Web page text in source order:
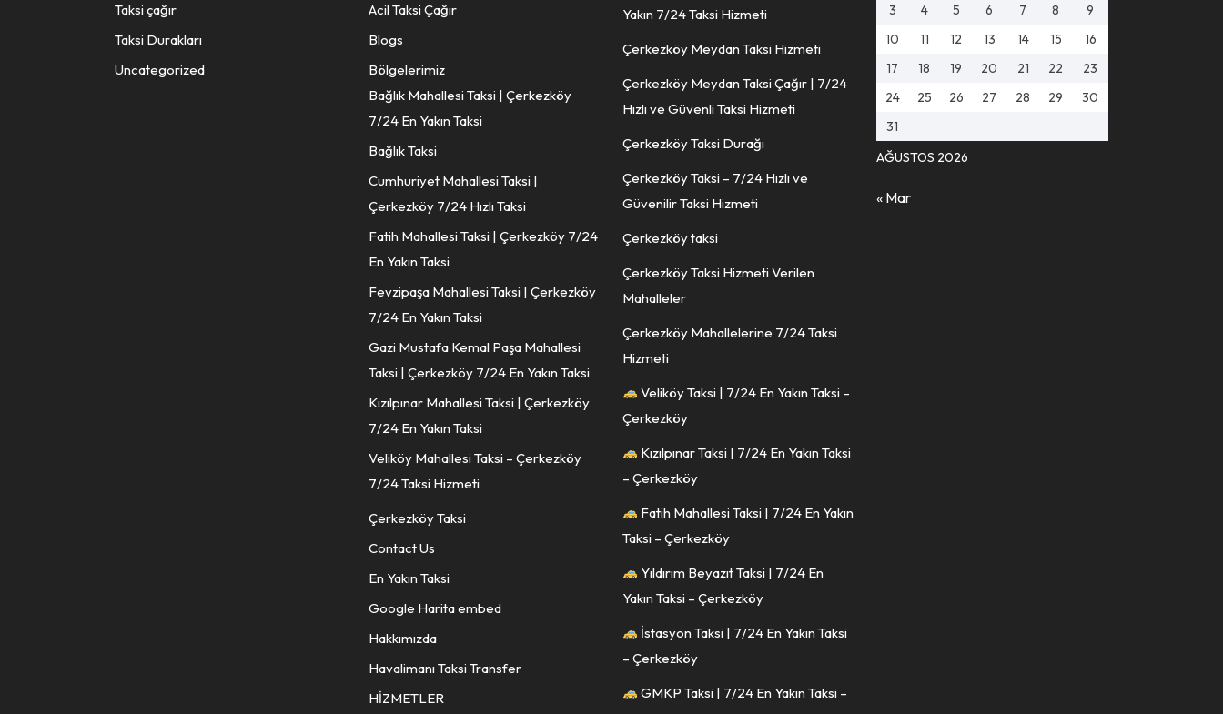
Taksi çağır
Taksi Durakları
Uncategorized
Acil Taksi Çağır
Blogs
Bölgelerimiz
Bağlık Mahallesi Taksi | Çerkezköy
7/24 En Yakın Taksi
Bağlık Taksi
Cumhuriyet Mahallesi Taksi |
Çerkezköy 7/24 Hızlı Taksi
Fatih Mahallesi Taksi | Çerkezköy 7/24
En Yakın Taksi
Fevzipaşa Mahallesi Taksi | Çerkezköy
7/24 En Yakın Taksi
Gazi Mustafa Kemal Paşa Mahallesi
Taksi | Çerkezköy 7/24 En Yakın Taksi
Kızılpınar Mahallesi Taksi | Çerkezköy
7/24 En Yakın Taksi
Veliköy Mahallesi Taksi – Çerkezköy
7/24 Taksi Hizmeti
Çerkezköy Taksi
Contact Us
En Yakın Taksi
Google Harita embed
Hakkımızda
Havalimanı Taksi Transfer
HİZMETLER
Yakın 7/24 Taksi Hizmeti
Çerkezköy Meydan Taksi Hizmeti
Çerkezköy Meydan Taksi Çağır | 7/24
Hızlı ve Güvenli Taksi Hizmeti
Çerkezköy Taksi Durağı
Çerkezköy Taksi – 7/24 Hızlı ve
Güvenilir Taksi Hizmeti
Çerkezköy taksi
Çerkezköy Taksi Hizmeti Verilen
Mahalleler
Çerkezköy Mahallelerine 7/24 Taksi
Hizmeti
Veliköy Taksi | 7/24 En Yakın Taksi –
Çerkezköy
Kızılpınar Taksi | 7/24 En Yakın Taksi
– Çerkezköy
Fatih Mahallesi Taksi | 7/24 En Yakın
Taksi – Çerkezköy
Yıldırım Beyazıt Taksi | 7/24 En
Yakın Taksi – Çerkezköy
İstasyon Taksi | 7/24 En Yakın Taksi
– Çerkezköy
GMKP Taksi | 7/24 En Yakın Taksi –
AĞUSTOS 2026
3
4 5 6 7 8
9
10
11 12 13 14 15
16
17
18 19 20 21 22
23
24
25 26 27 28 29
30
31
« Mar